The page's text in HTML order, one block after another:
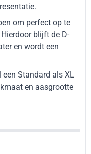
om perfect op te
blijft de D-
en wordt een
een Standard als XL
en aasgrootte